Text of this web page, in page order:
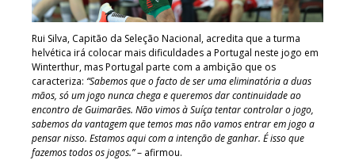
Rui Silva, Capitão da Seleção Nacional, acredita que a turma
helvética irá colocar mais dificuldades a Portugal neste jogo em
Winterthur, mas Portugal parte com a ambição que os
caracteriza: “Sabemos que o facto de ser uma eliminatória a duas
mãos, só um jogo nunca chega e queremos dar continuidade ao
encontro de Guimarães. Não vimos à Suíça tentar controlar o jogo,
sabemos da vantagem que temos mas não vamos entrar em jogo a
pensar nisso. Estamos aqui com a intenção de ganhar. É isso que
fazemos todos os jogos.”– afirmou.